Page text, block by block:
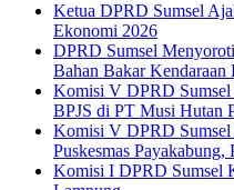
Ketua DPRD Sumsel
Ekonomi 2026
DPRD Sumsel
Bahan Bakar Kendaraan
Komisi V DPRD Sumsel
BPJS di PT Musi Hutan
Komisi V DPRD
Puskesmas
Komisi I DPRD Sumsel